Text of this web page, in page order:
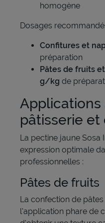
homogène
Dosages
Confitures et
préparation
Pâtes de fruits
g/kg de
Applications
pâtisserie et
La pectine jaune Sosa
expression optimale
professionnelles :
Pâtes de fruits
La confection de
l'application phare de